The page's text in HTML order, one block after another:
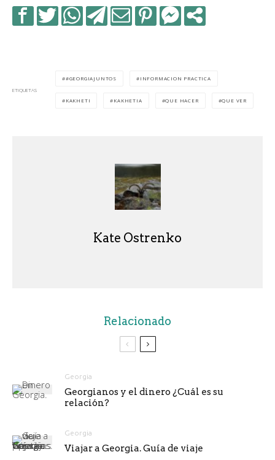
ETIQUETAS
#GEORGIAJUNTOS INFORMACION PRACTICA
KAKHETI KAKHETIA QUE HACER QUE VER
Kate Ostrenko
Relacionado
Georgia
Georgianos y el dinero ¿Cuál es su
relación?
Georgia
Viajar a Georgia. Guía de viaje